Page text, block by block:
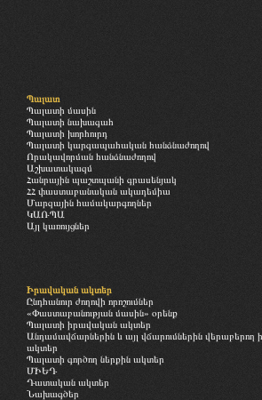
Պալատ
Պալատի մասին
Պալատի նախագահ
Պալատի խորհուրդ
Պալատի կարգապահական հանձնաժողով
Որակավորման հանձնաժողով
Աշխատակազմ
Հանրային պաշտպանի գրասենյակ
ՀՀ փաստաբանական ակադեմիա
Մարզային համակարգողներ
ԿԱՌՊԱ
Այլ կառույցներ
Իրավական ակտեր
Ընդհանուր ժողովի որոշումներ
«Փաստաբանության մասին» օրենք
Պալատի իրավական ակտեր
Անդամավճարներին և այլ վճարումներին
ակտեր
Պալատի գործող ներքին ակտեր
ՄԻԵԴ
Դատական ակտեր
Նախագծեր